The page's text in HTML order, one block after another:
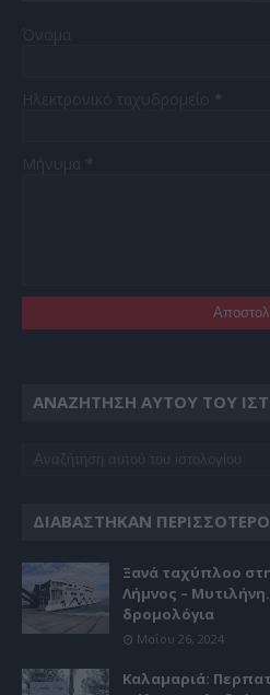
ΑΝΑΖΉΤΗΣΗ ΑΥΤΟΎ ΤΟΥ
ΔΙΑΒΆΣΤΗΚΑΝ
Ξανά ταχύπλοο
Λήμνος –
δρομολόγια
Μαΐου 26, 2024
Καλαμαριά: